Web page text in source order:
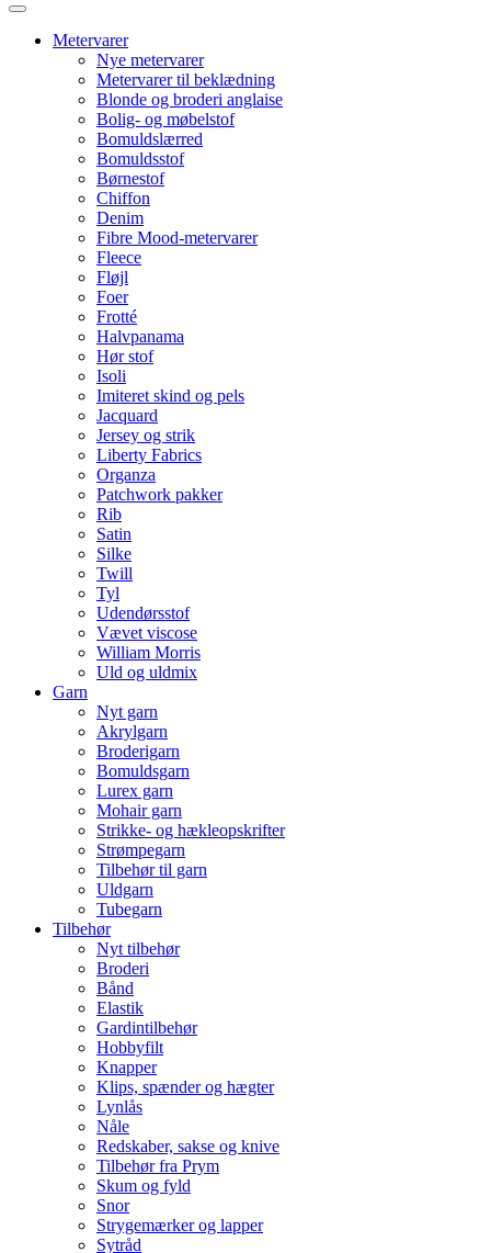
Metervarer
Nye metervarer
Metervarer til beklædning
Blonde og broderi anglaise
Bolig- og møbelstof
Bomuldslærred
Bomuldsstof
Børnestof
Chiffon
Denim
Fibre Mood-metervarer
Fleece
Fløjl
Foer
Frotté
Halvpanama
Hør stof
Isoli
Imiteret skind og pels
Jacquard
Jersey og strik
Liberty Fabrics
Organza
Patchwork pakker
Rib
Satin
Silke
Twill
Tyl
Udendørsstof
Vævet viscose
William Morris
Uld og uldmix
Garn
Nyt garn
Akrylgarn
Broderigarn
Bomuldsgarn
Lurex garn
Mohair garn
Strikke- og hækleopskrifter
Strømpegarn
Tilbehør til garn
Uldgarn
Tubegarn
Tilbehør
Nyt tilbehør
Broderi
Bånd
Elastik
Gardintilbehør
Hobbyfilt
Knapper
Klips, spænder og hægter
Lynlås
Nåle
Redskaber, sakse og knive
Tilbehør fra Prym
Skum og fyld
Snor
Strygemærker og lapper
Sytråd